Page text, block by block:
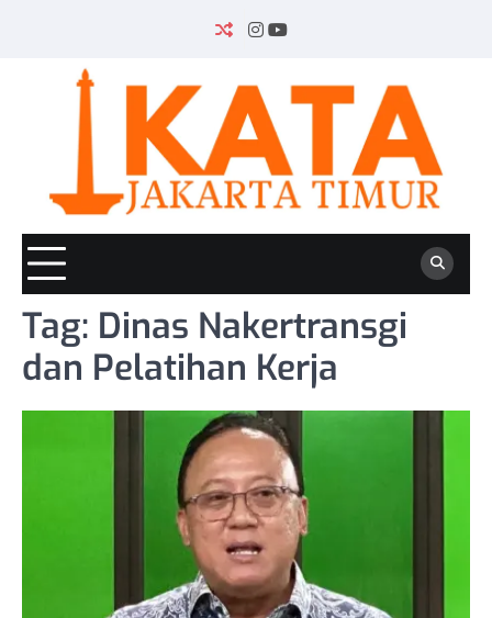
INSTAGRAM
YOUTUBE
Tag: Dinas Nakertransgi
dan Pelatihan Kerja